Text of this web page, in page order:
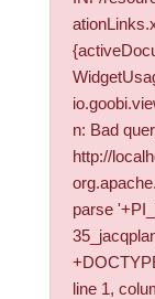
n: Bad
http://
parse
line 1,